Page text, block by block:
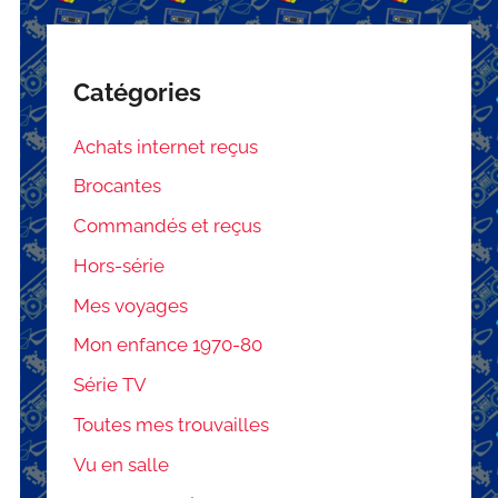
Catégories
Achats internet reçus
Brocantes
Commandés et reçus
Hors-série
Mes voyages
Mon enfance 1970-80
Série TV
Toutes mes trouvailles
Vu en salle